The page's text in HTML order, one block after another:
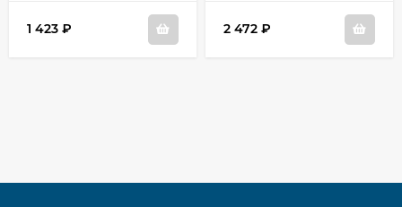
1 423 ₽ 2 472 ₽